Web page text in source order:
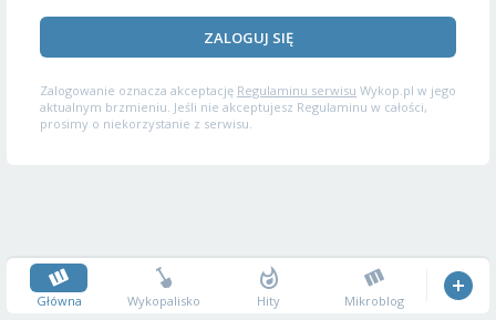
ZALOGUJ SIĘ
Zalogowanie oznacza akceptację Regulaminu serwisu Wykop.pl w jego
aktualnym brzmieniu. Jeśli nie akceptujesz Regulaminu w całości,
prosimy o niekorzystanie z serwisu.
Główna Wykopalisko Hity Mikroblog